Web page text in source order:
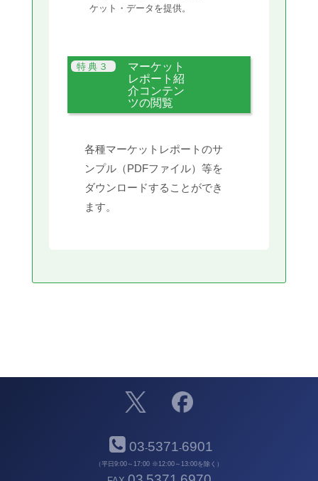
ケット・データを提供。
マーケット
レポート紹
介コンテン
ツの閲覧
各種マーケットレポートのサ
ンプル（PDFファイル）等を
ダウンロードすることができ
ます。
03-5371-6901
（平日9:00～17:00 ※12:00～13:00を除く）